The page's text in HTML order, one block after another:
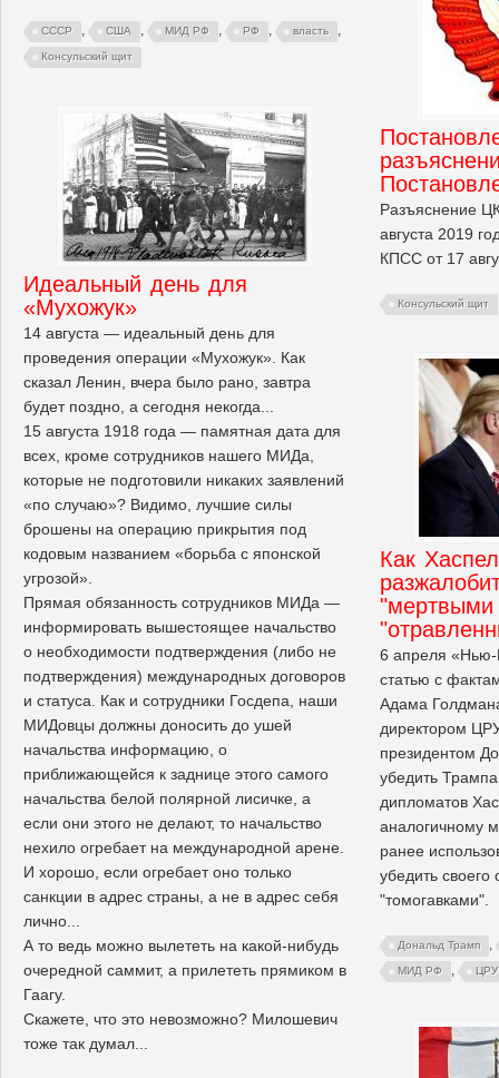
СССР , США , МИД РФ , РФ , власть ,
Консульский щит
Разъяснение
августа 2019
КПСС от 17
Консульский щит
Идеальный день для
«Мухожук»
14 августа — идеальный день для
проведения операции «Мухожук». Как
сказал Ленин, вчера было рано, завтра
будет поздно, а сегодня некогда...
15 августа 1918 года — памятная дата для
всех, кроме сотрудников нашего МИДа,
которые не подготовили никаких заявлений
«по случаю»? Видимо, лучшие силы
брошены на операцию прикрытия под
кодовым названием «борьба с японской
угрозой».
Прямая обязанность сотрудников МИДа —
информировать вышестоящее начальство
о необходимости подтверждения (либо не
подтверждения) международных договоров
и статуса. Как и сотрудники Госдепа, наши
МИДовцы должны доносить до ушей
начальства информацию, о
приближающейся к заднице этого самого
начальства белой полярной лисичке, а
если они этого не делают, то начальство
нехило огребает на международной арене.
И хорошо, если огребает оно только
санкции в адрес страны, а не в адрес себя
лично...
А то ведь можно вылететь на какой-нибудь
очередной саммит, а прилететь прямиком в
Гаагу.
Скажете, что это невозможно? Милошевич
тоже так думал...
Как
"мертвыми
6 апреля «Нью-
статью с
Адама
директором
президентом
убедить
дипломатов
аналогичному
ранее
убедить своего
"томогавками".
Дональд Трамп ,
МИД РФ , ЦРУ